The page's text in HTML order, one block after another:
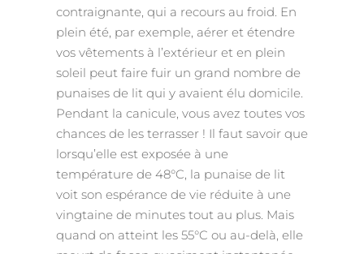
contraignante, qui a recours au froid. En
plein été, par exemple, aérer et étendre
vos vêtements à l’extérieur et en plein
soleil peut faire fuir un grand nombre de
punaises de lit qui y avaient élu domicile.
Pendant la canicule, vous avez toutes vos
chances de les terrasser ! Il faut savoir que
lorsqu’elle est exposée à une
température de 48°C, la punaise de lit
voit son espérance de vie réduite à une
vingtaine de minutes tout au plus. Mais
quand on atteint les 55°C ou au-delà, elle